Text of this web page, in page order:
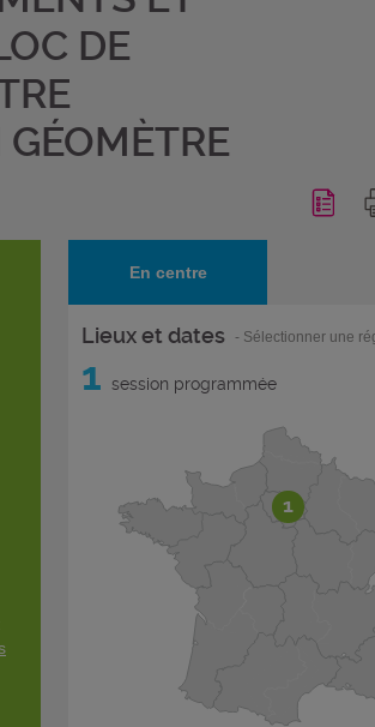
DE
En centre
Lieux et dates - Sélectionner une
1 session programmée
1